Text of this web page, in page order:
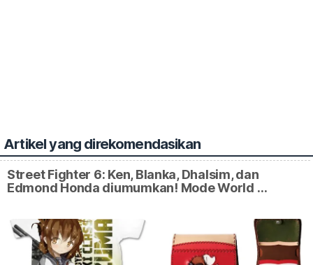
Artikel yang direkomendasikan
Street Fighter 6: Ken, Blanka, Dhalsim, dan
Edmond Honda diumumkan! Mode World …